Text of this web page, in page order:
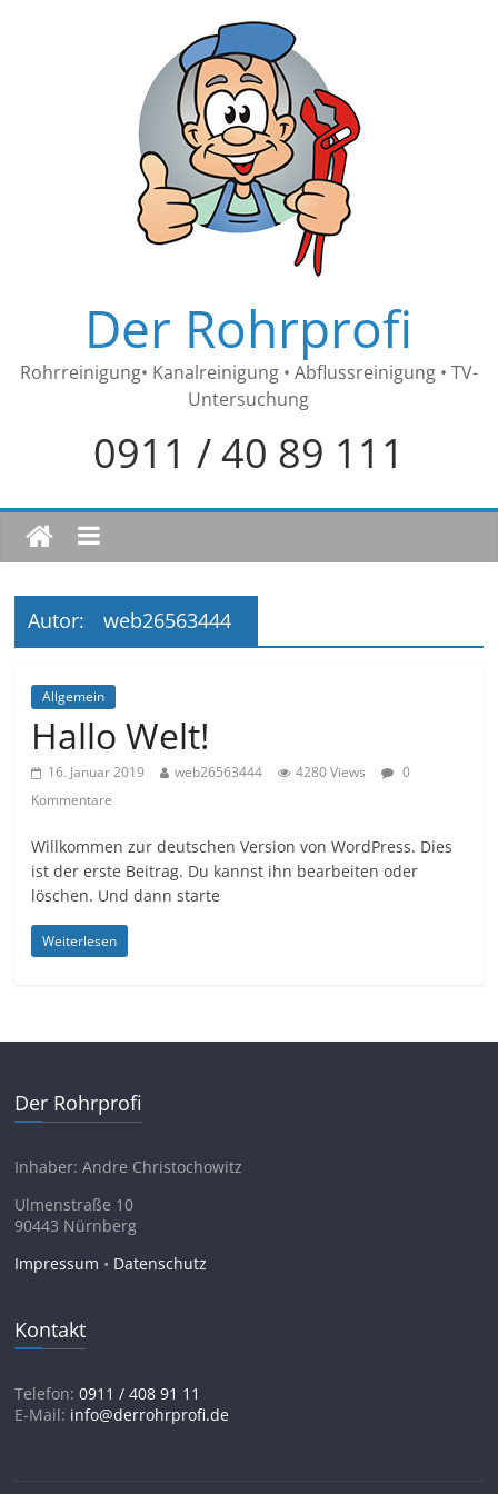
Der Rohrprofi
Rohrreinigung• Kanalreinigung • Abflussreinigung • TV-
Untersuchung
0911 / 40 89 111
Autor: web26563444
Allgemein
Hallo Welt!
16. Januar 2019 web26563444 4280 Views
0
Kommentare
Willkommen zur deutschen Version von WordPress. Dies
ist der erste Beitrag. Du kannst ihn bearbeiten oder
löschen. Und dann starte
Weiterlesen
Der Rohrprofi
Inhaber: Andre Christochowitz
Ulmenstraße 10
90443 Nürnberg
Impressum • Datenschutz
Kontakt
Telefon:0911 / 408 91 11
E-Mail: info@derrohrprofi.de